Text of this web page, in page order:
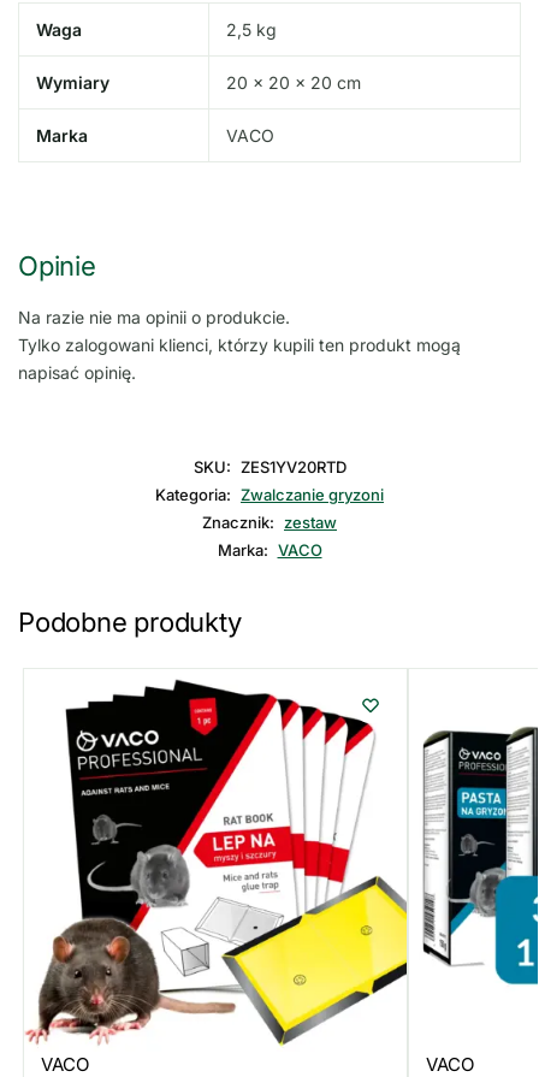
Waga 2,5 kg
Wymiary 20 × 20 × 20 cm
Marka VACO
Opinie
Na razie nie ma opinii o produkcie.
Tylko zalogowani klienci, którzy kupili ten produkt mogą
napisać opinię.
SKU: ZES1YV20RTD
Kategoria: Zwalczanie gryzoni
Znacznik: zestaw
Marka: VACO
Podobne produkty
VACO VACO